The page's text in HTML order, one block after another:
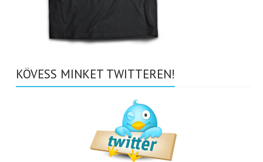
KÖVESS MINKET TWITTEREN!